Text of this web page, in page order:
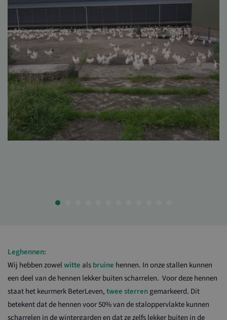
Leghennen:
Wij hebben zowelwitte alsbruine hennen. In onze stallen kunnen
een deel van de hennen lekker buiten scharrelen. Voor deze hennen
staat het keurmerk BeterLeven,twee sterrengemarkeerd. Dit
betekent dat de hennen voor 50% van de staloppervlakte kunnen
scharrelen in de wintergarden en dat ze zelfs lekker buiten in de